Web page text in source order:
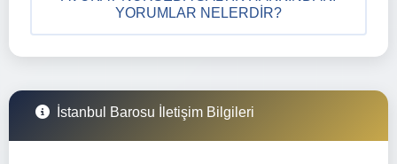
YORUMLAR NELERDIR?
İstanbul Barosu İletişim Bilgileri